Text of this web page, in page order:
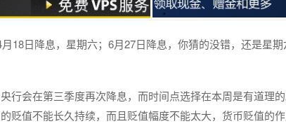
18日降息，星期六；6月27日降息，你猜的没错，还是星
行会在第三季度再次降息，而时间点选择在本周是有道理
贬值不能长久持续，而且贬值幅度不能太大，货币贬值的